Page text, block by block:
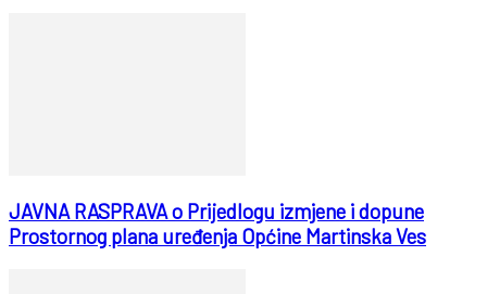
JAVNA RASPRAVA o Prijedlogu izmjene i dopune
Prostornog plana uređenja Općine Martinska Ves